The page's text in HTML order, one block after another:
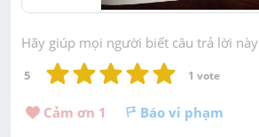
Hãy giúp mọi người biết câu trả lời
5 1 vote
Cảm ơn 1 Báo vi phạm